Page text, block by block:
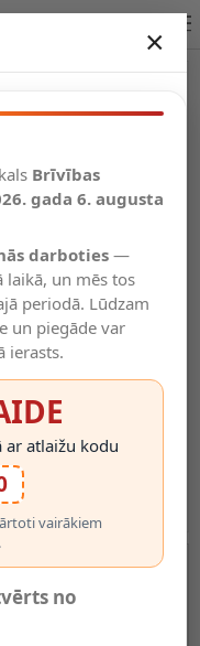
×
Brīvības
gada 6. augusta
darboties—
laikā, un mēs tos
periodā. Lūdzam
un piegāde var
ierasts.
atlaižu kodu
vairākiem
no